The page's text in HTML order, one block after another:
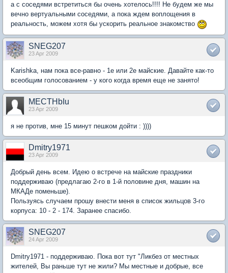
а с соседями встретиться бы очень хотелось!!!! Не будем же мы
вечно вертуальными соседями, а пока ждем воплощения в
реальность, можем хотя бы ускорить реальное знакомство
SNEG207
23 Apr 2009
Karishka, нам пока все-равно - 1е или 2е майские. Давайте как-то
всеобщим голосованием - у кого когда время еще не занято!
MECTHbIu
23 Apr 2009
я не против, мне 15 минут пешком дойти : ))))
Dmitry1971
23 Apr 2009
Добрый день всем. Идею о встрече на майские праздники
поддерживаю (предлагаю 2-го в 1-й половине дня, машин на
МКАДе поменьше).
Пользуясь случаем прошу внести меня в список жильцов 3-го
корпуса: 10 - 2 - 174. Заранее спасибо.
SNEG207
24 Apr 2009
Dmitry1971 - поддерживаю. Пока вот тут "Ликбез от местных
жителей, Вы раньше тут не жили? Мы местные и добрые, все